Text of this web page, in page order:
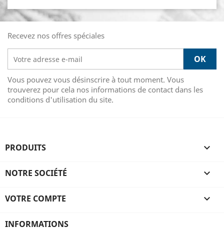
Recevez nos offres spéciales
Vous pouvez vous désinscrire à tout moment. Vous
trouverez pour cela nos informations de contact dans les
conditions d'utilisation du site.
PRODUITS 
NOTRE SOCIÉTÉ 
VOTRE COMPTE 
INFORMATIONS